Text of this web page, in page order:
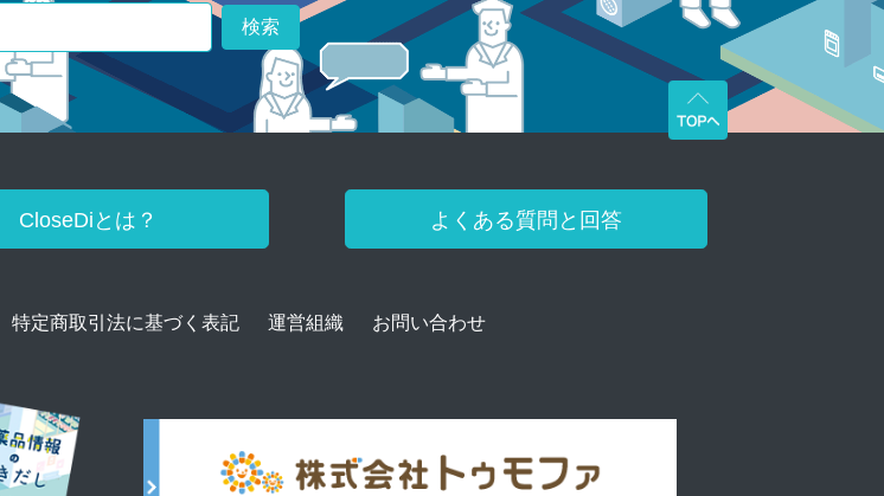
検索
CloseDiとは？ よくある質問と回答
特定商取引法に基づく表記 運営組織 お問い合わせ